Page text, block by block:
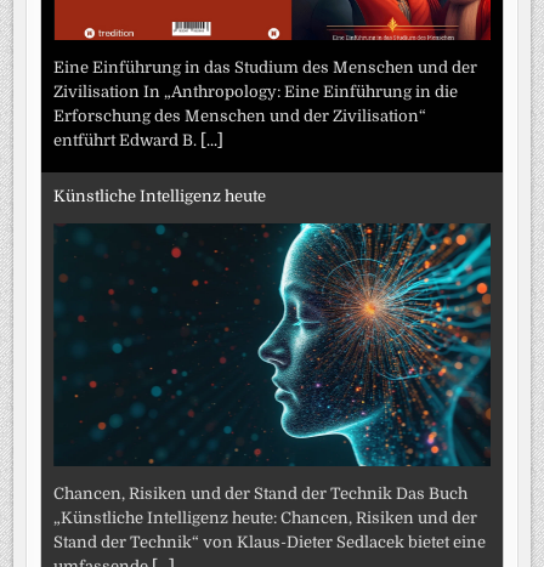
Eine Einführung in das Studium des Menschen und der
Zivilisation In „Anthropology: Eine Einführung in die
Erforschung des Menschen und der Zivilisation“
entführt Edward B. [...]
Künstliche Intelligenz heute
Chancen, Risiken und der Stand der Technik Das Buch
„Künstliche Intelligenz heute: Chancen, Risiken und der
Stand der Technik“ von Klaus-Dieter Sedlacek bietet eine